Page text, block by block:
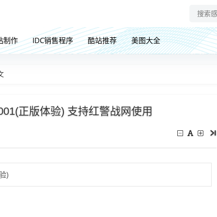
制作 IDC销售程序 酷站推荐 美图大全
正版体验) 支持红警战网使用
)